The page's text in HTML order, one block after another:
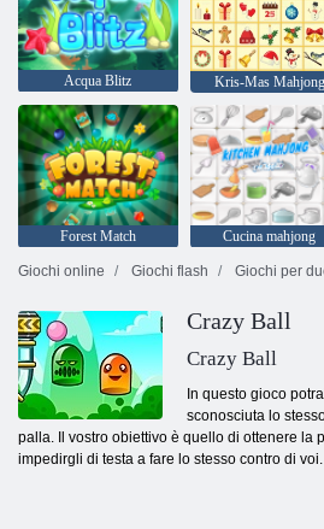
Acqua Blitz Kris-Mas Mahjong
Forest Match Cucina mahjong
Giochi online
Giochi flash Giochi per
Crazy Ball
Crazy Ball
In questo gioco
sconosciuta lo
palla. Il vostro obiettivo è quello di ottenere la
impedirgli di testa a fare lo stesso contro di